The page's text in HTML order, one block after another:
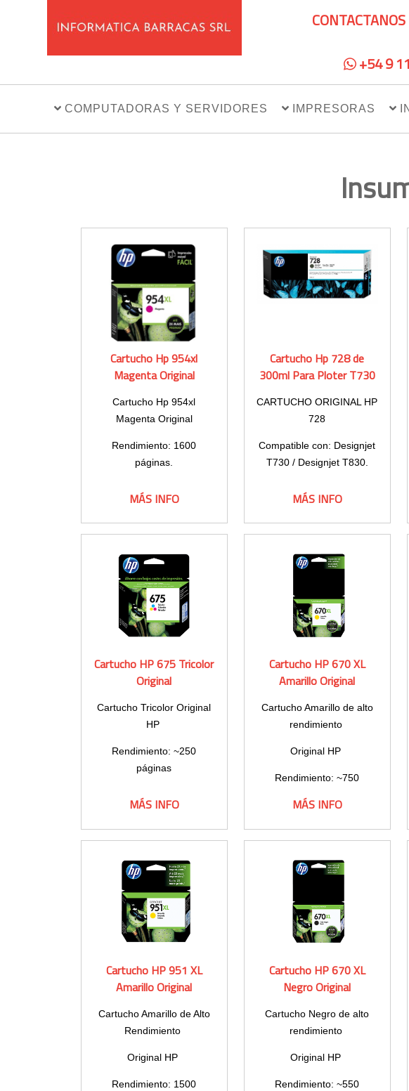
+54 9
COMPUTADORAS Y SERVIDORES IMPRESORAS
Cartucho Hp 954xl
Magenta Original
Cartucho Hp 954xl
Magenta Original
Rendimiento: 1600
páginas.
MÁS INFO
Cartucho Hp 728 de
300ml Para Ploter T730
CARTUCHO ORIGINAL HP
728
Compatible con: Designjet
T730 / Designjet T830.
operable
41 to 104°F
MÁS INFO
Cartucho HP 675 Tricolor
Original
Cartucho Tricolor Original
HP
Rendimiento: ~250
páginas
MÁS INFO
Cartucho HP 670 XL
Amarillo Original
Cartucho Amarillo de alto
rendimiento
Original HP
Rendimiento: ~750
páginas
MÁS INFO
Cartucho HP 951 XL
Amarillo Original
Cartucho Amarillo de Alto
Rendimiento
Original HP
Rendimiento: 1500
Cartucho HP 670 XL
Negro Original
Cartucho Negro de alto
rendimiento
Original HP
Rendimiento: ~550